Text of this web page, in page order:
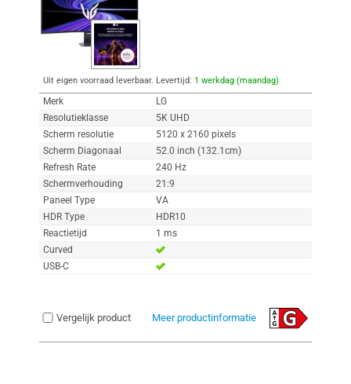
Uit eigen voorraad leverbaar. Levertijd: 1 werkdag (maandag)
Merk
LG
Resolutieklasse
5K UHD
Scherm resolutie
5120 x 2160 pixels
Scherm Diagonaal
52.0 inch (132.1cm)
Refresh Rate
240 Hz
Schermverhouding
21:9
Paneel Type
VA
HDR Type
HDR10
Reactietijd
1 ms
Curved
USB-C
Vergelijk product Meer productinformatie